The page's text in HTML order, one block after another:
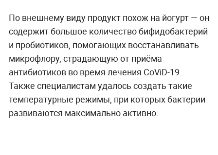
По внешнему виду продукт похож на йогурт — он
содержит большое количество бифидобактерий
и пробиотиков, помогающих восстанавливать
микрофлору, страдающую от приёма
антибиотиков во время лечения CoViD-19.
Также специалистам удалось создать такие
температурные режимы, при которых бактерии
развиваются максимально активно.